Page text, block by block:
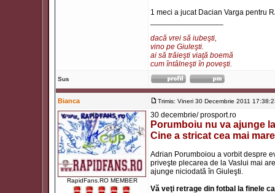
1 meci a jucat Dacian Varga pentru
dacă vrei să iubeşti,
vino pe Giuleşti.
ai să trăieşti viaţă boemă
cum întâlneşti în poveşti.
Sus
Bianca Trimis: Vineri 30 Decembrie 2011
RapidFans.RO MEMBER
30 decembrie/ prosport.ro
Porumboiu nu va ajunge
Cine a stricat cea mai
Adrian Porumboiou a vorbit despre
priveşte plecarea de la Vaslui mai
ajunge niciodată în Giuleşti.
Vă veţi retrage din fotbal la finele